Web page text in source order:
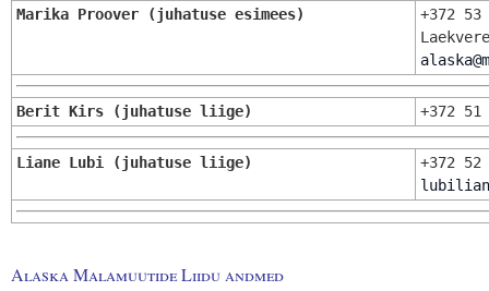
Marika Proover (juhatuse esimees)
+372 53
Berit Kirs (juhatuse liige) +372 51
Liane Lubi (juhatuse liige)
+372 52
Alaska Malamuutide Liidu andmed